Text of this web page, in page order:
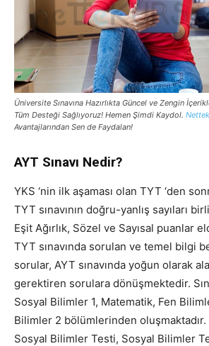
Üniversite Sınavına Hazırlıkta Güncel ve Zengin
Tüm Desteği Sağlıyoruz! Hemen Şimdi Kaydol.
Avantajlarından Sen de Faydalan!
AYT Sınavı Nedir?
YKS ‘nin ilk aşaması olan TYT ‘den
TYT sınavının doğru-yanlış sayıları
Eşit Ağırlık, Sözel ve Sayısal puanlar
TYT sınavında sorulan ve temel bilgi
sorular, AYT sınavında yoğun olarak
gerektiren sorulara dönüşmektedir.
Sosyal Bilimler 1, Matematik, Fen
Bilimler 2 bölümlerinden oluşmaktadır.
Sosyal Bilimler Testi, Sosyal Bilimler